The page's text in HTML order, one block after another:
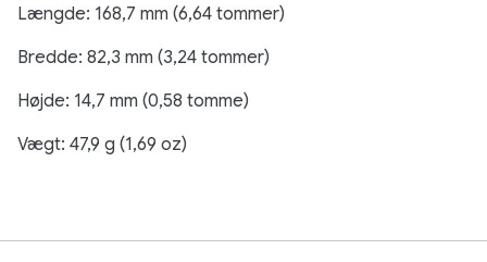
Længde: 168,7 mm (6,64 tommer)
Bredde: 82,3 mm (3,24 tommer)
Højde: 14,7 mm (0,58 tomme)
Vægt: 47,9 g (1,69 oz)